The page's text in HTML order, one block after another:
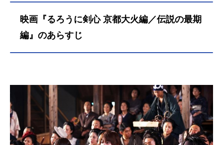
映画『るろうに剣心 京都大火編／伝説の最期
編』のあらすじ